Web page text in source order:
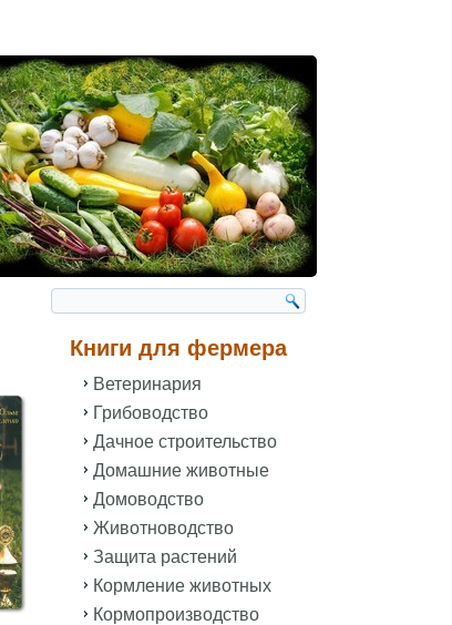
Книги для фермера
Ветеринария
Грибоводство
Дачное строительство
Домашние животные
Домоводство
Животноводство
Защита растений
Кормление животных
Кормопроизводство